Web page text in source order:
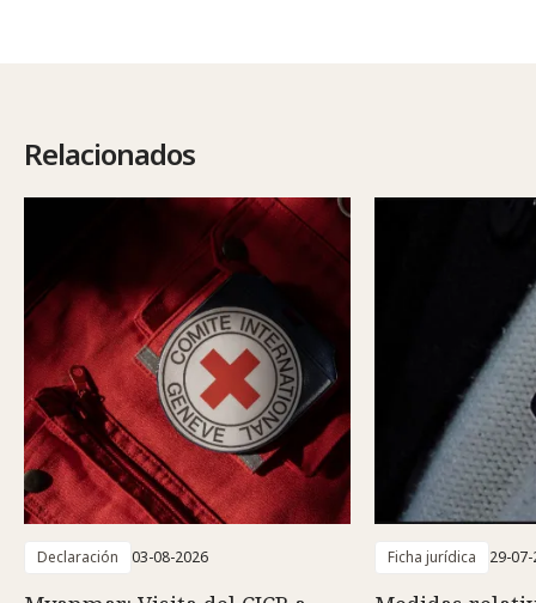
Relacionados
Declaración 03-08-2026 Ficha jurídica 29-